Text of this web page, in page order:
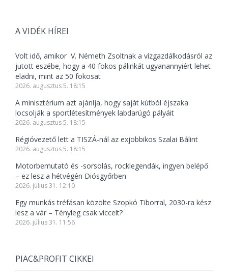
A VIDÉK HÍREI
Volt idő, amikor V. Németh Zsoltnak a vízgazdálkodásról az
jutott eszébe, hogy a 40 fokos pálinkát ugyanannyiért lehet
eladni, mint az 50 fokosat
2026. augusztus 5. 18:15
A minisztérium azt ajánlja, hogy saját kútból éjszaka
locsolják a sportlétesítmények labdarúgó pályáit
2026. augusztus 5. 18:15
Régióvezető lett a TISZÁ-nál az exjobbikos Szalai Bálint
2026. augusztus 5. 18:15
Motorbemutató és -sorsolás, rocklegendák, ingyen belépő
– ez lesz a hétvégén Diósgyőrben
2026. július 31. 12:10
Egy munkás tréfásan közölte Szopkó Tiborral, 2030-ra kész
lesz a vár – Tényleg csak viccelt?
2026. július 31. 11:56
PIAC&PROFIT CIKKEI